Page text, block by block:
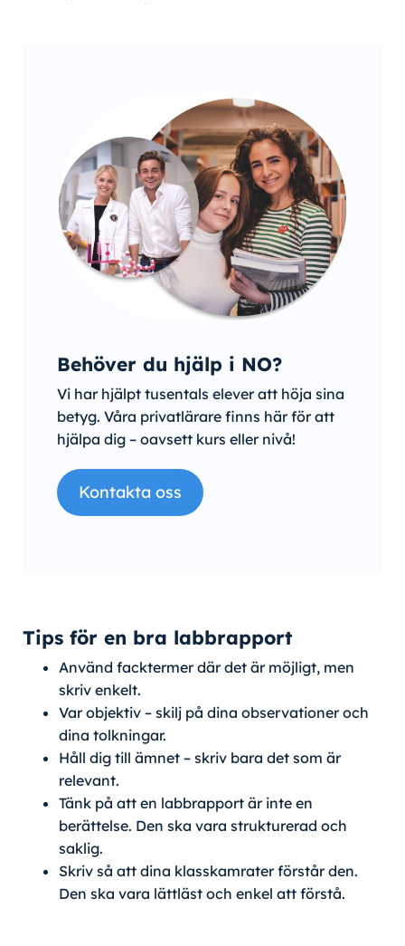
Behöver du hjälp i NO?
Vi har hjälpt tusentals elever att höja sina
betyg. Våra privatlärare finns här för att
hjälpa dig – oavsett kurs eller nivå!
Kontakta oss
Tips för en bra labbrapport
Använd facktermer där det är möjligt, men
skriv enkelt.
Var objektiv – skilj på dina observationer och
dina tolkningar.
Håll dig till ämnet – skriv bara det som är
relevant.
Tänk på att en labbrapport är inte en
berättelse. Den ska vara strukturerad och
saklig.
Skriv så att dina klasskamrater förstår den.
Den ska vara lättläst och enkel att förstå.